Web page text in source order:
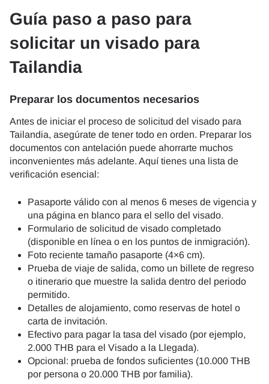
Guía paso a paso para
solicitar un visado para
Tailandia
Preparar los documentos necesarios
Antes de iniciar el proceso de solicitud del visado para
Tailandia, asegúrate de tener todo en orden. Preparar los
documentos con antelación puede ahorrarte muchos
inconvenientes más adelante. Aquí tienes una lista de
verificación esencial:
Pasaporte válido con al menos 6 meses de vigencia y
una página en blanco para el sello del visado.
Formulario de solicitud de visado completado
(disponible en línea o en los puntos de inmigración).
Foto reciente tamaño pasaporte (4×6 cm).
Prueba de viaje de salida, como un billete de regreso
o itinerario que muestre la salida dentro del periodo
permitido.
Detalles de alojamiento, como reservas de hotel o
carta de invitación.
Efectivo para pagar la tasa del visado (por ejemplo,
2.000 THB para el Visado a la Llegada).
Opcional: prueba de fondos suficientes (10.000 THB
por persona o 20.000 THB por familia).